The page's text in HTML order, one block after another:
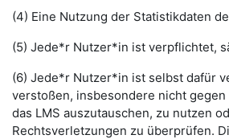
(4) Eine Nutzung der Statistikdaten
(5) Jede*r Nutzer*in ist verpflichtet,
(6) Jede*r Nutzer*in ist selbst dafür
verstoßen, insbesondere nicht
das LMS auszutauschen, zu nutzen
Rechtsverletzungen zu überprüfen.